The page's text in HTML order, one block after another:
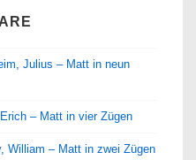
Julius – Matt in neun
– Matt in vier Zügen
William – Matt in zwei Zügen